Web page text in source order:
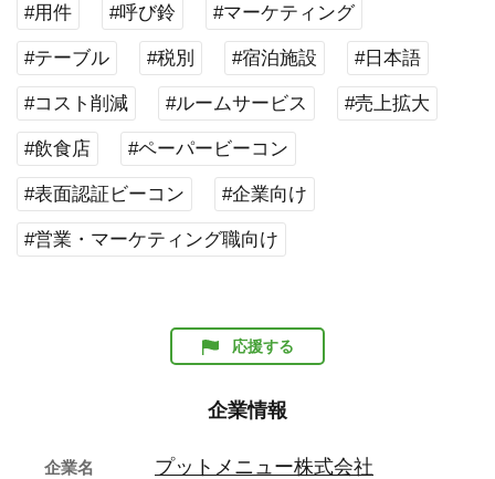
#用件 #呼び鈴 #マーケティング
#テーブル #税別 #宿泊施設 #日本語
#コスト削減 #ルームサービス #売上拡大
#飲食店 #ペーパービーコン
#表面認証ビーコン #企業向け
#営業・マーケティング職向け
応援する
企業情報
企業名 プットメニュー株式会社